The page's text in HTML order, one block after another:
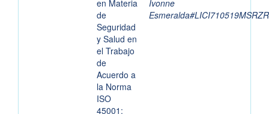
en Materia
de
Seguridad
y Salud en
el Trabajo
de
Acuerdo a
la Norma
ISO
45001:
Ivonne